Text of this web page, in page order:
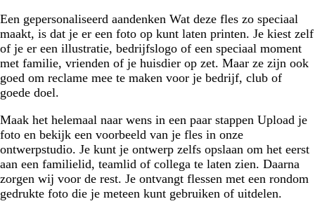
Een gepersonaliseerd aandenken Wat deze fles zo speciaal
maakt, is dat je er een foto op kunt laten printen. Je kiest zelf
of je er een illustratie, bedrijfslogo of een speciaal moment
met familie, vrienden of je huisdier op zet. Maar ze zijn ook
goed om reclame mee te maken voor je bedrijf, club of
goede doel.
Maak het helemaal naar wens in een paar stappen Upload je
foto en bekijk een voorbeeld van je fles in onze
ontwerpstudio. Je kunt je ontwerp zelfs opslaan om het eerst
aan een familielid, teamlid of collega te laten zien. Daarna
zorgen wij voor de rest. Je ontvangt flessen met een rondom
gedrukte foto die je meteen kunt gebruiken of uitdelen.